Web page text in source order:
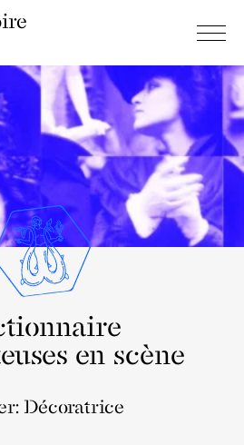
en scène
Décoratrice